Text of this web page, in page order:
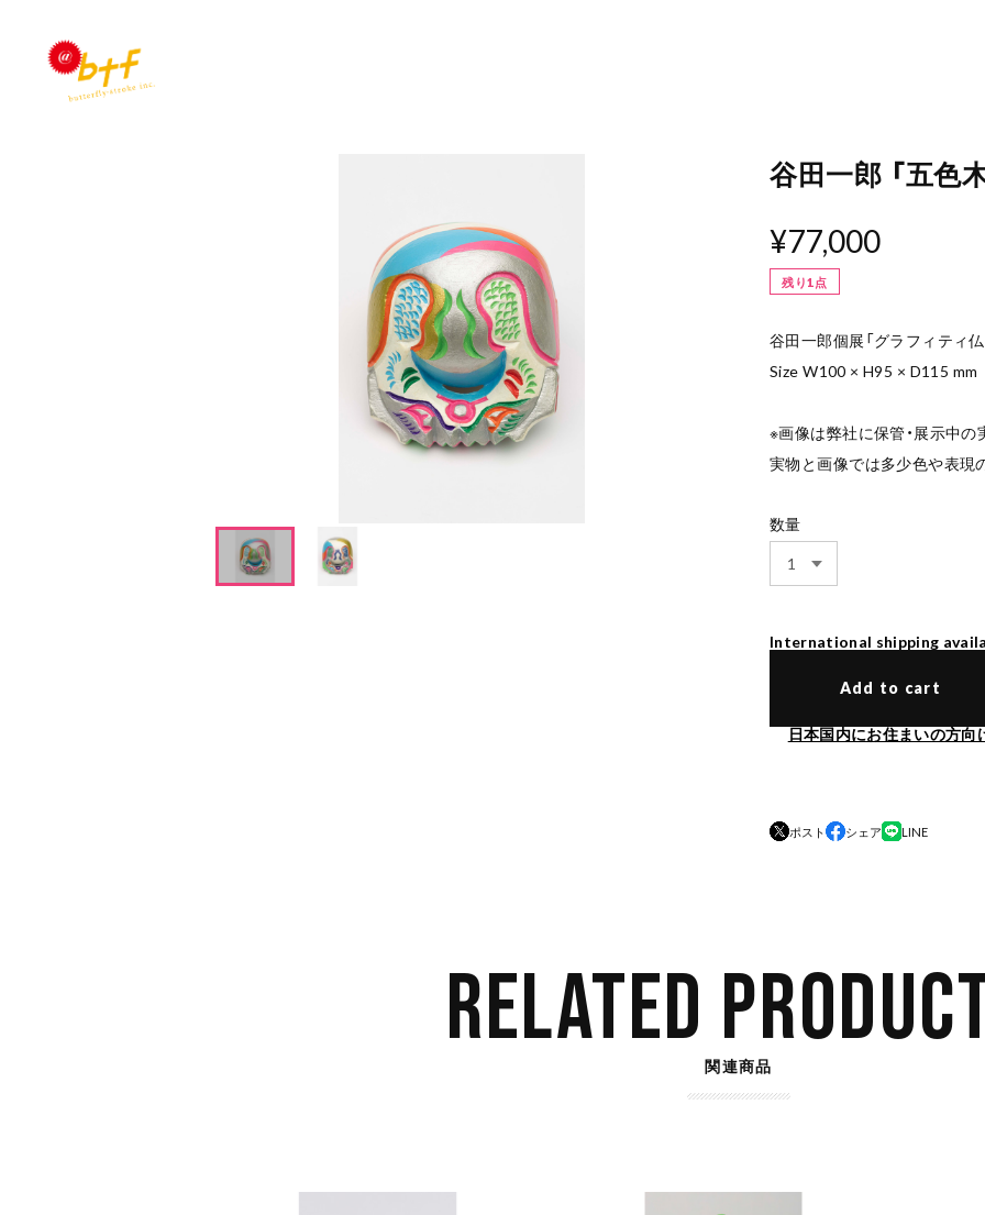
谷田一郎 「五色
¥77,000
残り1点
谷田一郎個展「グラフィティ
Size W100 × H95 × D115 mm
※画像は弊社に保管・展示中
実物と画像では多少色や表現
数量
International shipping
Add to cart
日本国内にお住まいの方向
ポスト シェア LINE
RELATED
関連商品